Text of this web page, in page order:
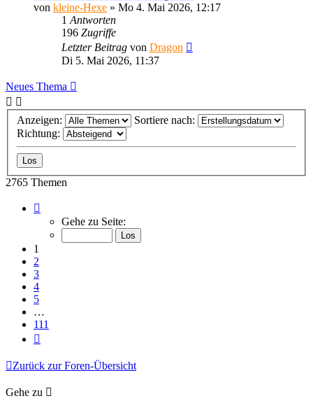
von kleine-Hexe » Mo 4. Mai 2026, 12:17
1 Antworten
196 Zugriffe
Letzter Beitrag von Dragon
Di 5. Mai 2026, 11:37
Neues Thema
Anzeigen:
Sortiere nach:
Richtung:
2765 Themen
von
Gehe zu Seite:
1
2
3
4
5
…
111
Zurück zur Foren-Übersicht
Gehe zu